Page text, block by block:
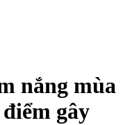
nắng mùa
gây